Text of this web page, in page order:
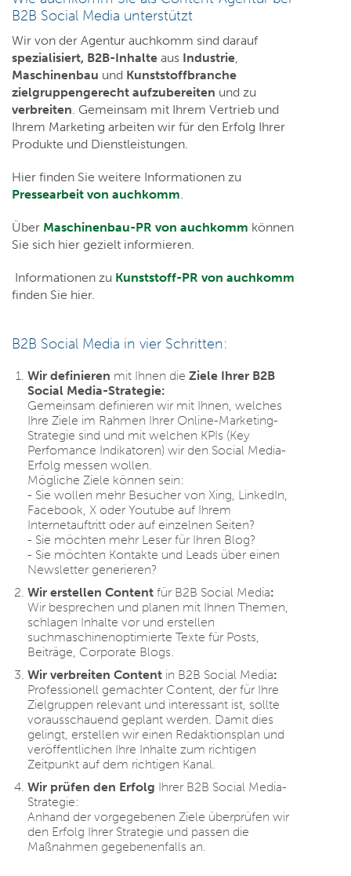
B2B Social Media unterstützt
Wir von der Agentur auchkomm sind darauf
spezialisiert, B2B-Inhalte aus Industrie,
Maschinenbau und Kunststoffbranche
zielgruppengerecht aufzubereiten und zu
verbreiten. Gemeinsam mit Ihrem Vertrieb und
Ihrem Marketing arbeiten wir für den Erfolg Ihrer
Produkte und Dienstleistungen.
Hier finden Sie weitere Informationen zu
Pressearbeit von auchkomm.
Über Maschinenbau-PR von auchkomm können
Sie sich hier gezielt informieren.
Informationen zu Kunststoff-PR von auchkomm
finden Sie hier.
B2B Social Media in vier Schritten:
Wir definieren mit Ihnen die Ziele Ihrer B2B
Social Media-Strategie:
Gemeinsam definieren wir mit Ihnen, welches
Ihre Ziele im Rahmen Ihrer Online-Marketing-
Strategie sind und mit welchen KPIs (Key
Perfomance Indikatoren) wir den Social Media-
Erfolg messen wollen.
Mögliche Ziele können sein:
- Sie wollen mehr Besucher von Xing, LinkedIn,
Facebook, X oder Youtube auf Ihrem
Internetauftritt oder auf einzelnen Seiten?
- Sie möchten mehr Leser für Ihren Blog?
- Sie möchten Kontakte und Leads über einen
Newsletter generieren?
Wir erstellen Content für B2B Social Media:
Wir besprechen und planen mit Ihnen Themen,
schlagen Inhalte vor und erstellen
suchmaschinenoptimierte Texte für Posts,
Beiträge, Corporate Blogs.
Wir verbreiten Content in B2B Social Media:
Professionell gemachter Content, der für Ihre
Zielgruppen relevant und interessant ist, sollte
vorausschauend geplant werden. Damit dies
gelingt, erstellen wir einen Redaktionsplan und
veröffentlichen Ihre Inhalte zum richtigen
Zeitpunkt auf dem richtigen Kanal.
Wir prüfen den Erfolg Ihrer B2B Social Media-
Strategie:
Anhand der vorgegebenen Ziele überprüfen wir
den Erfolg Ihrer Strategie und passen die
Maßnahmen gegebenenfalls an.